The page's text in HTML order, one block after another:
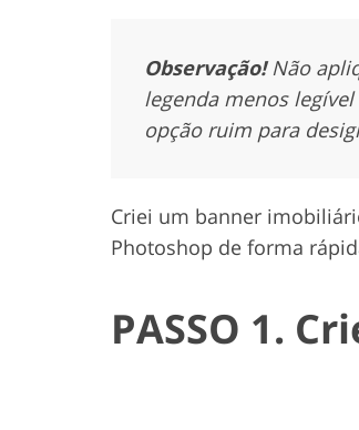
Observação!Não
legenda menos
opção ruim para
Criei um banner
Photoshop de forma
PASSO 1.